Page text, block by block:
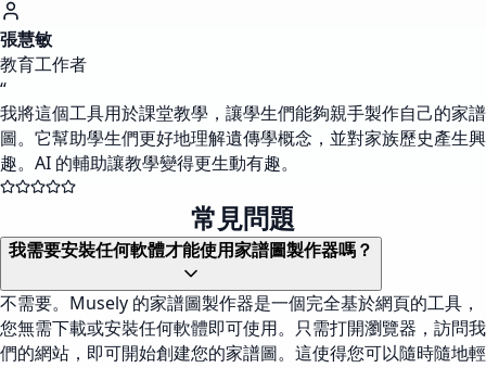
張慧敏
教育工作者
“
我將這個工具用於課堂教學，讓學生們能夠親手製作自己的家譜
圖。它幫助學生們更好地理解遺傳學概念，並對家族歷史產生興
趣。AI 的輔助讓教學變得更生動有趣。
常見問題
我需要安裝任何軟體才能使用家譜圖製作器嗎？
不需要。Musely 的家譜圖製作器是一個完全基於網頁的工具，
您無需下載或安裝任何軟體即可使用。只需打開瀏覽器，訪問我
們的網站，即可開始創建您的家譜圖。這使得您可以隨時隨地輕